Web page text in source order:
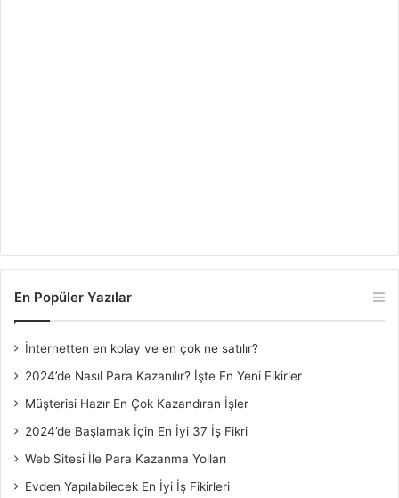
En Popüler Yazılar
İnternetten en kolay ve en çok ne satılır?
2024’de Nasıl Para Kazanılır? İşte En Yeni Fikirler
Müşterisi Hazır En Çok Kazandıran İşler
2024’de Başlamak İçin En İyi 37 İş Fikri
Web Sitesi İle Para Kazanma Yolları
Evden Yapılabilecek En İyi İş Fikirleri